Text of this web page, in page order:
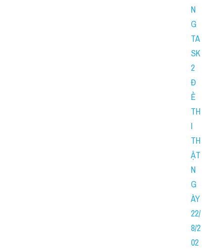
N
G
TA
SK
2
Đ
Ề
TH
I
TH
ẬT
N
G
ÀY
22/
8/2
02